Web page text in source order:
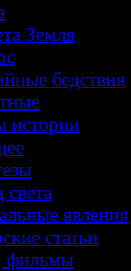
Земля
бедствия
истории
явления
статьи
фильмы